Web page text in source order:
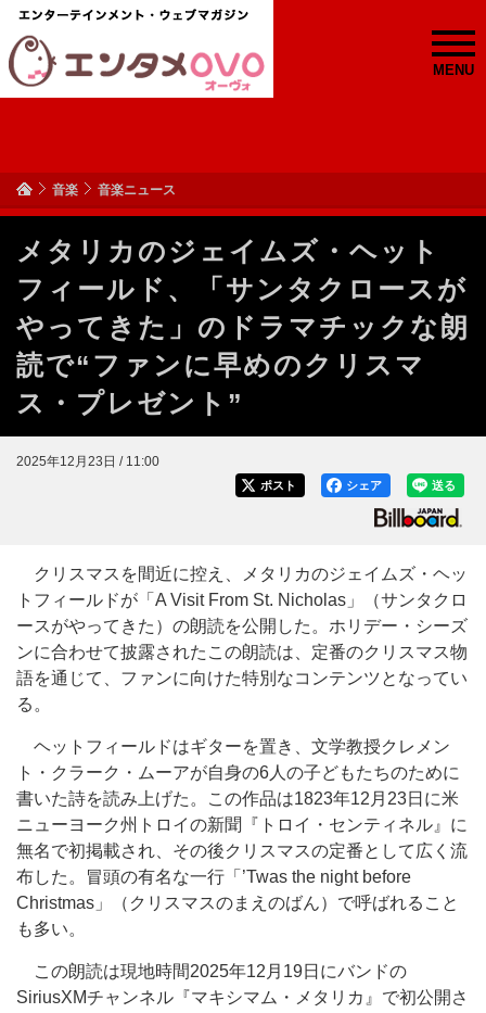
MENU
音楽 音楽ニュース
メタリカのジェイムズ・ヘット
フィールド、「サンタクロースが
やってきた」のドラマチックな朗
読で“ファンに早めのクリスマ
ス・プレゼント”
2025年12月23日 / 11:00
送る
シェア
ポスト
クリスマスを間近に控え、メタリカのジェイムズ・ヘッ
トフィールドが「A Visit From St. Nicholas」（サンタクロ
ースがやってきた）の朗読を公開した。ホリデー・シーズ
ンに合わせて披露されたこの朗読は、定番のクリスマス物
語を通じて、ファンに向けた特別なコンテンツとなってい
る。
ヘットフィールドはギターを置き、文学教授クレメン
ト・クラーク・ムーアが自身の6人の子どもたちのために
書いた詩を読み上げた。この作品は1823年12月23日に米
ニューヨーク州トロイの新聞『トロイ・センティネル』に
無名で初掲載され、その後クリスマスの定番として広く流
布した。冒頭の有名な一行「’Twas the night before
Christmas」（クリスマスのまえのばん）で呼ばれること
も多い。
この朗読は現地時間2025年12月19日にバンドの
SiriusXMチャンネル『マキシマム・メタリカ』で初公開さ